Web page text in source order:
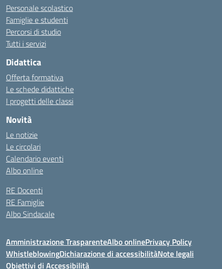
Personale scolastico
Famiglie e studenti
Percorsi di studio
Tutti i servizi
Didattica
Offerta formativa
Le schede didattiche
I progetti delle classi
Novità
Le notizie
Le circolari
Calendario eventi
Albo online
RE Docenti
RE Famiglie
Albo Sindacale
Amministrazione TrasparenteAlbo onlinePrivacy Policy
WhistleblowingDichiarazione di accessibilitàNote legali
Obiettivi di Accessibilità